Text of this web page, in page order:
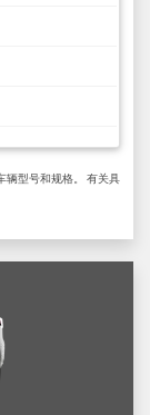
辆型号和规格。 有关具